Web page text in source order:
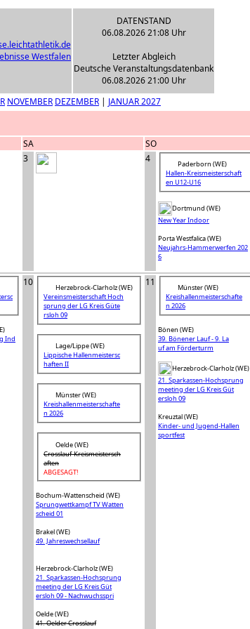
Westfalen
DATENSTAND
06.08.2026 21:08 Uhr
Letzter Abgleich
Deutsche Veranstaltungsdatenbank
06.08.2026 21:00 Uhr
NOVEMBER DEZEMBER | JANUAR 2027
SA
SO
3 4
Paderborn (WE)
Hallen-Kreismeisterschaft
en U12-U16
Dortmund (WE)
New Year Indoor
Porta Westfalica (WE)
Neujahrs-Hammerwerfen 202
6
Ind
10
Herzebrock-Clarholz (WE)
Vereinsmeisterschaft Hoch
sprung der LG Kreis Güte
rsloh 09
Lage/Lippe (WE)
Lippische Hallenmeistersc
haften II
Münster (WE)
Kreishallenmeisterschafte
n 2026
Oelde (WE)
Crosslauf-Kreismeistersch
aften
ABGESAGT!
Bochum-Wattenscheid (WE)
Sprungwettkampf TV Watten
scheid 01
Brakel (WE)
49. Jahreswechsellauf
Herzebrock-Clarholz (WE)
21. Sparkassen-Hochsprung
meeting der LG Kreis Güt
ersloh 09 - Nachwuchsspri
Oelde (WE)
41. Oelder Crosslauf
11
Münster (WE)
Kreishallenmeisterschafte
n 2026
Bönen (WE)
39. Bönener Lauf - 9. La
uf am Förderturm
Herzebrock-Clarholz (WE)
21. Sparkassen-Hochsprung
meeting der LG Kreis Güt
ersloh 09
Kreuztal (WE)
Kinder- und Jugend-Hallen
sportfest